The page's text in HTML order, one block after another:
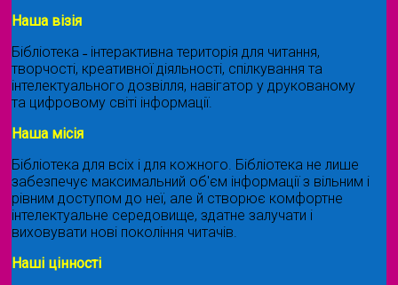
Наша візія
Бібліотека ˗ інтерактивна територія для читання,
творчості, креативної діяльності, спілкування та
інтелектуального дозвілля, навігатор у друкованому
та цифровому світі інформації.
Наша місія
Бібліотека для всіх і для кожного. Бібліотека не лише
забезпечує максимальний об'єм інформації з вільним і
рівним доступом до неї, але й створює комфортне
інтелектуальне середовище, здатне залучати і
виховувати нові покоління читачів.
Наші цінності